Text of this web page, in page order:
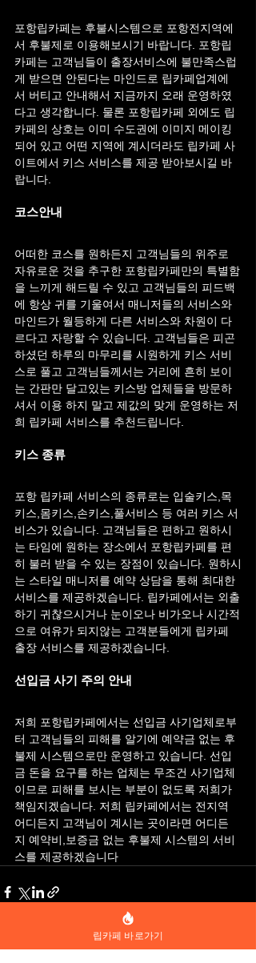
포항립카페는 후불시스템으로 포항전지역에
서 후불제로 이용해보시기 바랍니다. 포항립
카페는 고객님들이 출장서비스에 불만족스럽
게 받으면 안된다는 마인드로 립카페업계에
서 버티고 안내해서 지금까지 오래 운영하였
다고 생각합니다. 물론 포항립카페 외에도 립
카페의 상호는 이미 수도권에 이미지 메이킹
되어 있고 어떤 지역에 계시더라도 립카페 사
이트에서 키스 서비스를 제공 받아보시길 바
랍니다.
코스안내
어떠한 코스를 원하든지 고객님들의 위주로
자유로운 것을 추구한 포항립카페만의 특별함
을 느끼게 해드릴 수 있고 고객님들의 피드백
에 항상 귀를 기울여서 매니저들의 서비스와
마인드가 월등하게 다른 서비스와 차원이 다
르다고 자랑할 수 있습니다. 고객님들은 피곤
하셨던 하루의 마무리를 시원하게 키스 서비
스로 풀고 고객님들께서는 거리에 흔히 보이
는 간판만 달고있는 키스방 업체들을 방문하
셔서 이용 하지 말고 제값의 맞게 운영하는 저
희 립카페 서비스를 추천드립니다.
키스 종류
포항 립카페 서비스의 종류로는 입술키스,목
키스,몸키스,손키스,풀서비스 등 여러 키스 서
비스가 있습니다. 고객님들은 편하고 원하시
는 타임에 원하는 장소에서 포항립카페를 편
히 불러 받을 수 있는 장점이 있습니다. 원하시
는 스타일 매니저를 예약 상담을 통해 최대한
서비스를 제공하겠습니다. 립카페에서는 외출
하기 귀찮으시거나 눈이오나 비가오나 시간적
으로 여유가 되지않는 고객분들에게 립카페
출장 서비스를 제공하겠습니다.
선입금 사기 주의 안내
저희 포항립카페에서는 선입금 사기업체로부
터 고객님들의 피해를 알기에 예약금 없는 후
불제 시스템으로만 운영하고 있습니다. 선입
금 돈을 요구를 하는 업체는 무조건 사기업체
이므로 피해를 보시는 부분이 없도록 저희가
책임지겠습니다. 저희 립카페에서는 전지역
어디든지 고객님이 계시는 곳이라면 어디든
지 예약비,보증금 없는 후불제 시스템의 서비
스를 제공하겠습니다
립카페 바로가기